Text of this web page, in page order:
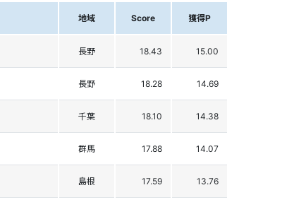
地域 Score 獲得P
長野 18.43 15.00
長野 18.28 14.69
千葉 18.10 14.38
群馬 17.88 14.07
島根 17.59 13.76